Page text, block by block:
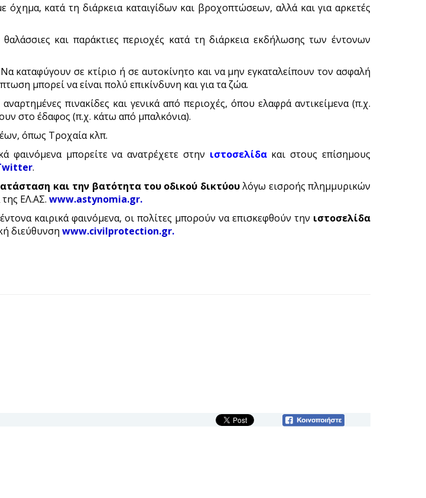
κατά τη διάρκεια καταιγίδων και βροχοπτώσεων, αλλά και για αρκετές
και παράκτιες περιοχές κατά τη διάρκεια εκδήλωσης των έντονων
καταφύγουν σε κτίριο ή σε αυτοκίνητο και να μην εγκαταλείπουν τον ασφαλή
μπορεί να είναι πολύ επικίνδυνη και για τα ζώα.
πινακίδες και γενικά από περιοχές, όπου ελαφρά αντικείμενα (π.χ.
στο έδαφος (π.χ. κάτω από μπαλκόνια).
όπως Τροχαία κλπ.
φαινόμενα μπορείτε να ανατρέχετε στην ιστοσελίδακαι στους επίσημους
.
και την βατότητα του οδικού δικτύουλόγω εισροής πλημμυρικών
ΕΛ.ΑΣ. www.astynomia.gr.
καιρικά φαινόμενα, οι πολίτες μπορούν να επισκεφθούν την ιστοσελίδα
διεύθυνση www.civilprotection.gr.